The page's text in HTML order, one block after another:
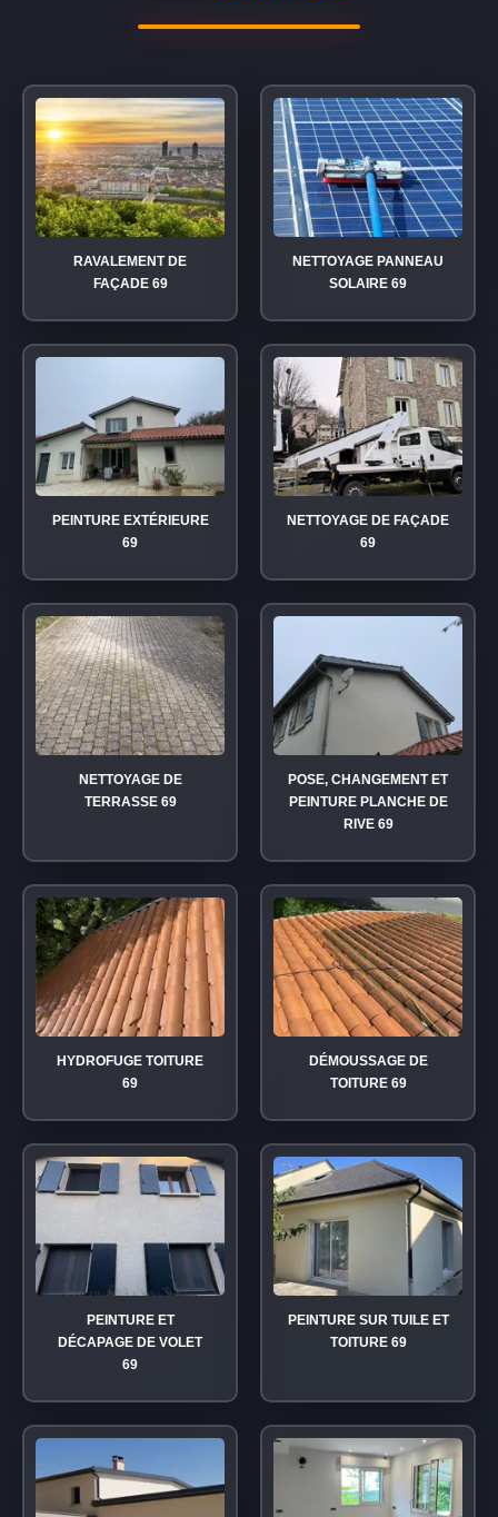
RAVALEMENT DE
FAÇADE 69
NETTOYAGE PANNEAU
SOLAIRE 69
PEINTURE EXTÉRIEURE
69
NETTOYAGE DE FAÇADE
69
NETTOYAGE DE
TERRASSE 69
POSE, CHANGEMENT ET
PEINTURE PLANCHE DE
RIVE 69
HYDROFUGE TOITURE
69
DÉMOUSSAGE DE
TOITURE 69
PEINTURE ET
DÉCAPAGE DE VOLET
69
PEINTURE SUR TUILE ET
TOITURE 69